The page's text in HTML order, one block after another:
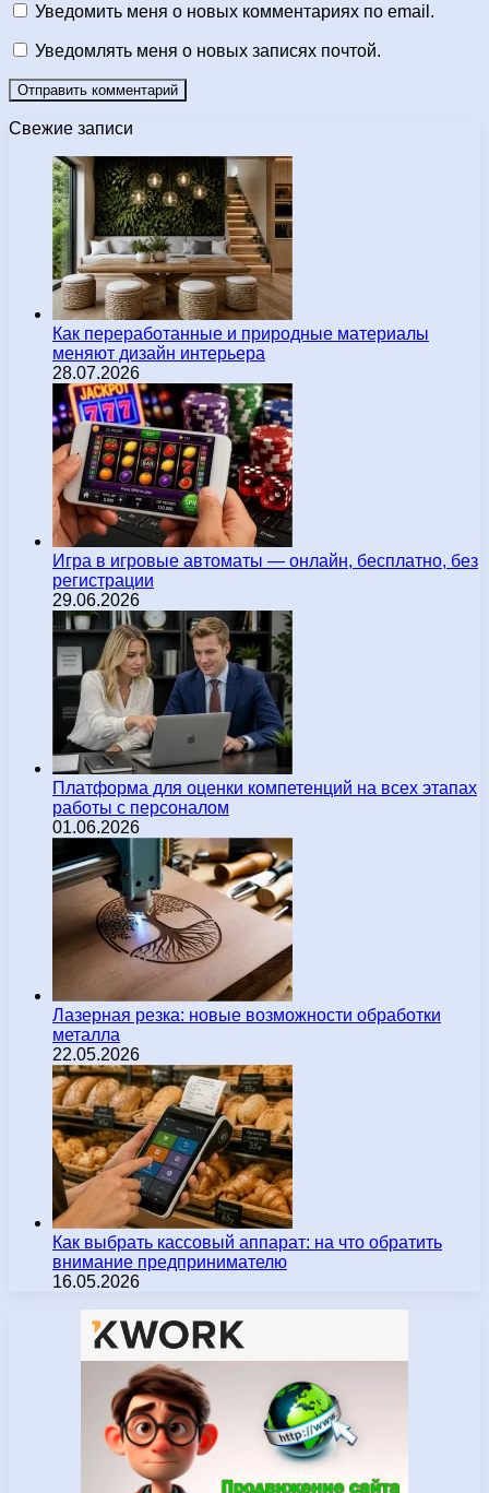
Уведомить меня о новых комментариях по email.
Уведомлять меня о новых записях почтой.
Свежие записи
Как переработанные и природные материалы
меняют дизайн интерьера
28.07.2026
Игра в игровые автоматы — онлайн, бесплатно, без
регистрации
29.06.2026
Платформа для оценки компетенций на всех этапах
работы с персоналом
01.06.2026
Лазерная резка: новые возможности обработки
металла
22.05.2026
Как выбрать кассовый аппарат: на что обратить
внимание предпринимателю
16.05.2026